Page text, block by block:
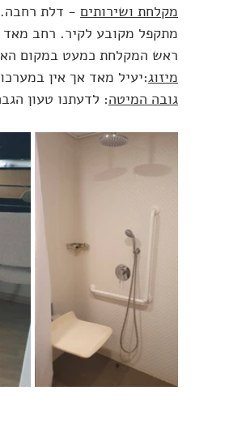
מקלחת ושירותים - דלת רחבה.
מתקפל מקובע לקיר. רחב מאד
ראש המקלחת כמעט במקום
מיזוג:יעיל מאד אך אין
גובה המיטה: לדעתנו טעון הגבהה של כ-8 ס"מ. מזרן